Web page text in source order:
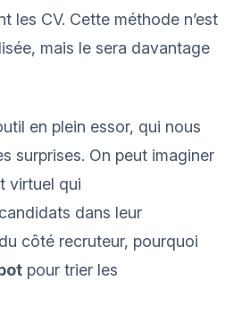
les CV. Cette méthode n’est
mais le sera davantage
en plein essor, qui nous
surprises. On peut imaginer
virtuel qui
dans leur
côté recruteur, pourquoi
pour trier les